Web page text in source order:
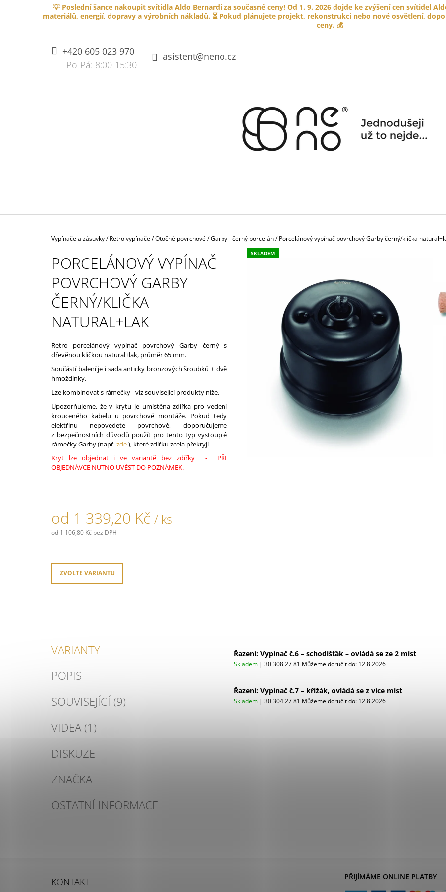
💡 Poslední šance nakoupit svítidla Aldo Bernardi za současné ceny! Od 1. 9. 2026 dojde ke zvýšení cen svítidel
materiálů, energií, dopravy a výrobních nákladů. ⏳ Pokud plánujete projekt, rekonstrukci nebo nové osvětlení,
ceny. 💰
+420 605 023 970 asistent@neno.cz
Domů
Vypínače a zásuvky/ Retro vypínače/Otočné povrchové/Garby - černý porcelán/ Porcelánový vypínač povrchový Garby černý/klička
PORCELÁNOVÝ VYPÍNAČ
POVRCHOVÝ GARBY
ČERNÝ/KLIČKA
NATURAL+LAK
SKLADEM
Retro porcelánový vypínač povrchový Garby černý s
dřevěnou kličkou natural+lak, průměr 65 mm.
Součástí balení je i sada anticky bronzových šroubků + dvě
hmoždinky.
Lze kombinovat s rámečky - viz související produkty níže.
Upozorňujeme, že v krytu je umístěna zdířka pro vedení
krouceného kabelu u povrchové montáže. Pokud tedy
elektřinu nepovedete povrchově, doporučujeme
z bezpečnostních důvodů použít pro tento typ vystouplé
rámečky Garby (např.zde.), které zdířku zcela překryjí.
Kryt lze objednat i ve variantě bez zdířky - PŘI
OBJEDNÁVCE NUTNO UVÉST DO POZNÁMEK.
od 1 339,20 Kč / ks
od 1 106,80 Kč bez DPH
ZVOLTE VARIANTU
VARIANTY
POPIS
SOUVISEJÍCÍ (9)
VIDEA (1)
DISKUZE
ZNAČKA
OSTATNÍ INFORMACE
Řazení: Vypínač č.6 – schodišťák – ovládá se ze 2 míst
Skladem | 30 308 27 81 Můžeme doručit do: 12.8.2026
Řazení: Vypínač č.7 – křižák, ovládá se z více míst
Skladem | 30 304 27 81 Můžeme doručit do: 12.8.2026
ZPĚT
ZPĚT
CO POTŘEBUJETE NAJÍT?
DOPORUČUJEME
OHNIVZDORNOU IZOLACÍ - HNĚDÝ
COLONIAL
HNĚDÁ
KONTAKT
PŘIJÍMÁME ONLINE PLATBY